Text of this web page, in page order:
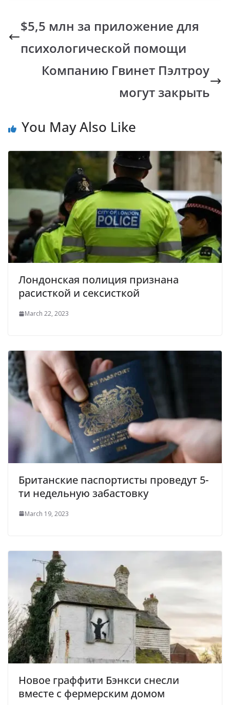
b
o
o
k
s
A
p
p
y
Li
n
k
gr
a
m
$5,5 млн за приложение для
психологической помощи
Компанию Гвинет Пэлтроу
могут закрыть
You May Also Like
Лондонская полиция признана
расисткой и сексисткой
March 22, 2023
Британские паспортисты проведут 5-
ти недельную забастовку
March 19, 2023
Новое граффити Бэнкси снесли
вместе с фермерским домом